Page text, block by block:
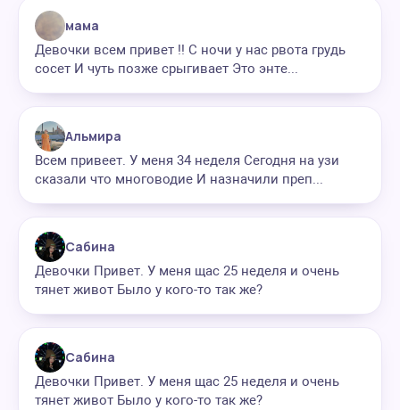
мама
Девочки всем привет !! С ночи у нас рвота грудь
сосет И чуть позже срыгивает Это энте...
Альмира
Всем привеет. У меня 34 неделя Сегодня на узи
сказали что многоводие И назначили преп...
Сабина
Девочки Привет. У меня щас 25 неделя и очень
тянет живот Было у кого-то так же?
Сабина
Девочки Привет. У меня щас 25 неделя и очень
тянет живот Было у кого-то так же?